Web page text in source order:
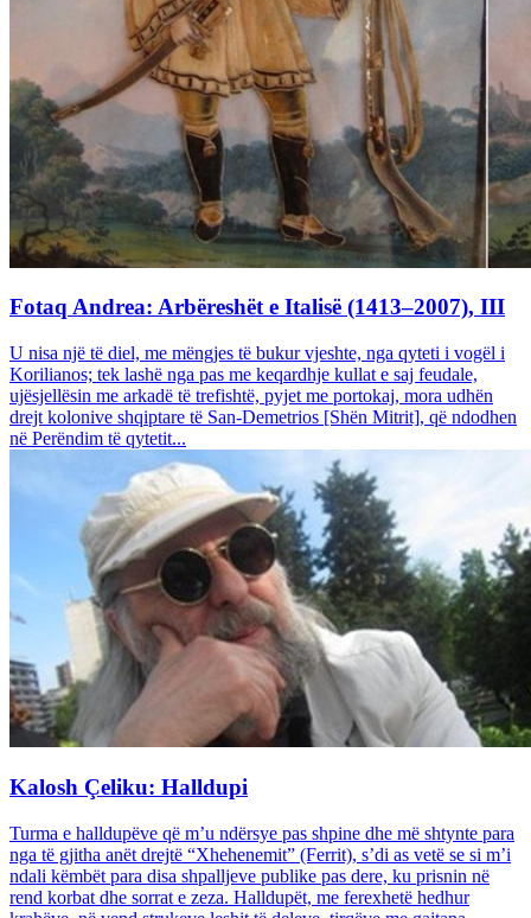
Fotaq Andrea: Arbëreshët e Italisë (1413–2007), III
U nisa një të diel, me mëngjes të bukur vjeshte, nga qyteti i vogël i
Korilianos; tek lashë nga pas me keqardhje kullat e saj feudale,
ujësjellësin me arkadë të trefishtë, pyjet me portokaj, mora udhën
drejt kolonive shqiptare të San-Demetrios [Shën Mitrit], që ndodhen
në Perëndim të qytetit...
Kalosh Çeliku: Halldupi
Turma e halldupëve që m’u ndërsye pas shpine dhe më shtynte para
nga të gjitha anët drejtë “Xhehenemit” (Ferrit), s’di as vetë se si m’i
ndali këmbët para disa shpalljeve publike pas dere, ku prisnin në
rend korbat dhe sorrat e zeza. Halldupët, me ferexhetë hedhur